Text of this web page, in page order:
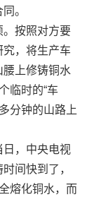
。
按照对方要
，将生产车
上修铸铜水
临时的“车
分钟的山路上
，中央电视
间快到了，
熔化铜水，而